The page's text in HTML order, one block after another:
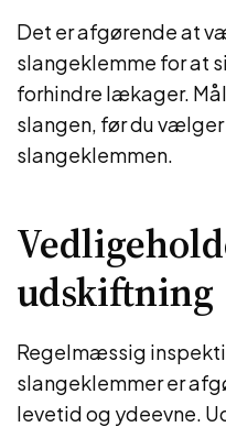
Det er afgørende at
slangeklemme for at
forhindre lækager.
slangen, før du
slangeklemmen.
udskiftning
Regelmæssig
slangeklemmer er
levetid og ydeevne.